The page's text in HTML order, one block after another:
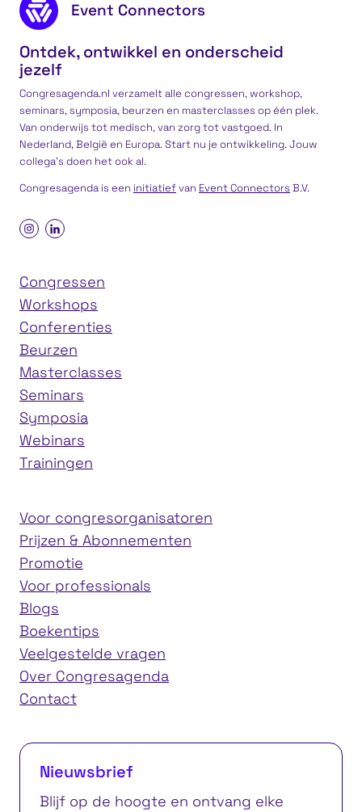
Event Connectors
Ontdek, ontwikkel en onderscheid
jezelf
Congresagenda.nl verzamelt alle congressen, workshop,
seminars, symposia, beurzen en masterclasses op één plek.
Van onderwijs tot medisch, van zorg tot vastgoed. In
Nederland, België en Europa. Start nu je ontwikkeling. Jouw
collega’s doen het ook al.
Congresagenda is een initiatiefvan Event ConnectorsB.V.
Congressen
Workshops
Conferenties
Beurzen
Masterclasses
Seminars
Symposia
Webinars
Trainingen
Voor congresorganisatoren
Prijzen & Abonnementen
Promotie
Voor professionals
Blogs
Boekentips
Veelgestelde vragen
Over Congresagenda
Contact
Nieuwsbrief
Blijf op de hoogte en ontvang elke